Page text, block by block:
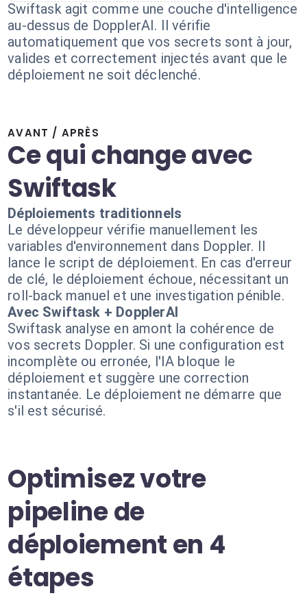
Swiftask agit comme une couche d'intelligence
au-dessus de DopplerAI. Il vérifie
automatiquement que vos secrets sont à jour,
valides et correctement injectés avant que le
déploiement ne soit déclenché.
AVANT / APRÈS
Ce qui change avec
Swiftask
Déploiements traditionnels
Le développeur vérifie manuellement les
variables d'environnement dans Doppler. Il
lance le script de déploiement. En cas d'erreur
de clé, le déploiement échoue, nécessitant un
roll-back manuel et une investigation pénible.
Avec Swiftask + DopplerAI
Swiftask analyse en amont la cohérence de
vos secrets Doppler. Si une configuration est
incomplète ou erronée, l'IA bloque le
déploiement et suggère une correction
instantanée. Le déploiement ne démarre que
s'il est sécurisé.
Optimisez votre
pipeline de
déploiement en 4
étapes